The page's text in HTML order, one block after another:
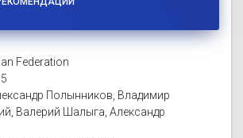
Federation
Полынников, Владимир
Валерий Шалыга, Александр